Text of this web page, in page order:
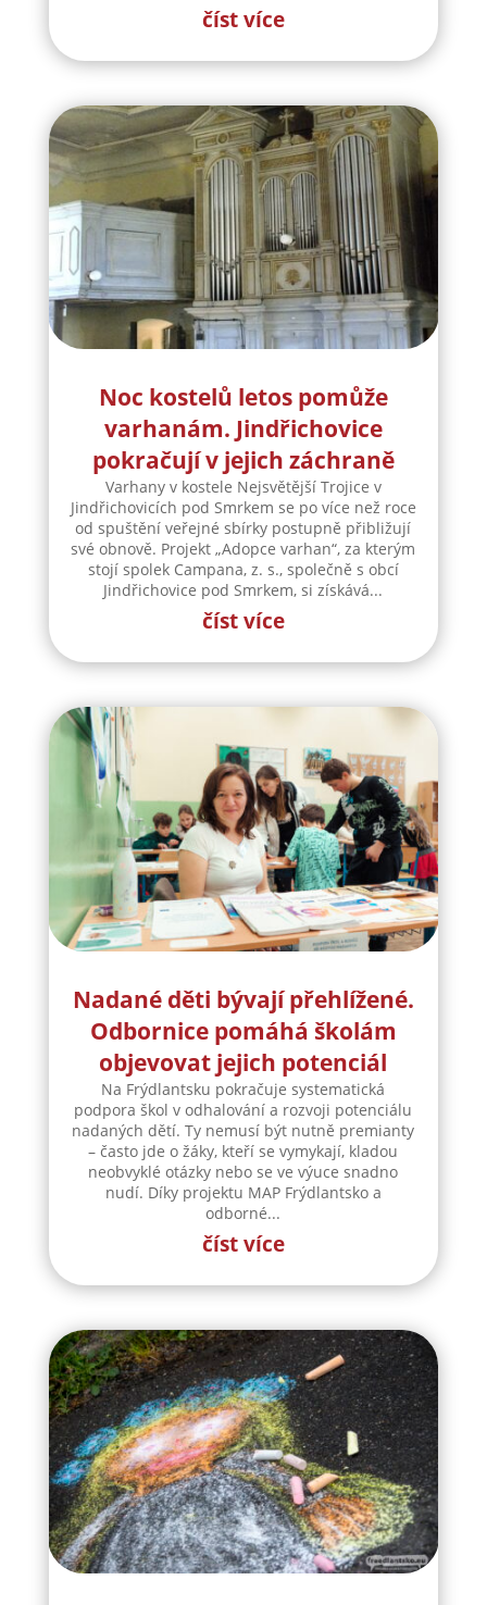
číst více
Noc kostelů letos pomůže
varhanám. Jindřichovice
pokračují v jejich záchraně
Varhany v kostele Nejsvětější Trojice v
Jindřichovicích pod Smrkem se po více než roce
od spuštění veřejné sbírky postupně přibližují
své obnově. Projekt „Adopce varhan“, za kterým
stojí spolek Campana, z. s., společně s obcí
Jindřichovice pod Smrkem, si získává...
číst více
Nadané děti bývají přehlížené.
Odbornice pomáhá školám
objevovat jejich potenciál
Na Frýdlantsku pokračuje systematická
podpora škol v odhalování a rozvoji potenciálu
nadaných dětí. Ty nemusí být nutně premianty
– často jde o žáky, kteří se vymykají, kladou
neobvyklé otázky nebo se ve výuce snadno
nudí. Díky projektu MAP Frýdlantsko a
odborné...
číst více